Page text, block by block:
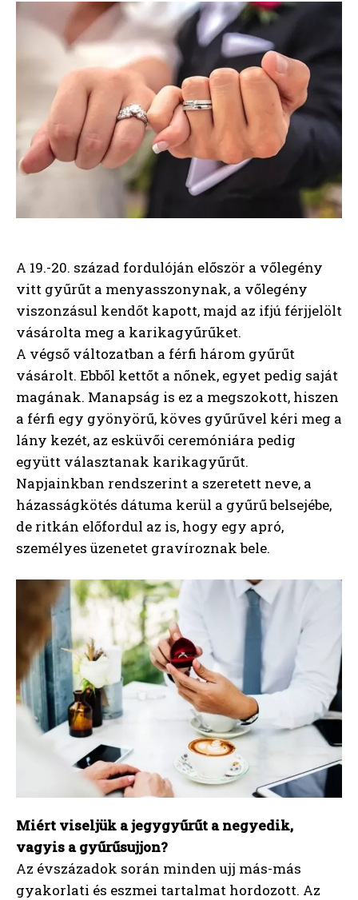
A 19.-20. század fordulóján először a vőlegény
vitt gyűrűt a menyasszonynak, a vőlegény
viszonzásul kendőt kapott, majd az ifjú férjjelölt
vásárolta meg a karikagyűrűket.
A végső változatban a férfi három gyűrűt
vásárolt. Ebből kettőt a nőnek, egyet pedig saját
magának. Manapság is ez a megszokott, hiszen
a férfi egy gyönyörű, köves gyűrűvel kéri meg a
lány kezét, az esküvői ceremóniára pedig
együtt választanak karikagyűrűt.
Napjainkban rendszerint a szeretett neve, a
házasságkötés dátuma kerül a gyűrű belsejébe,
de ritkán előfordul az is, hogy egy apró,
személyes üzenetet gravíroznak bele.
Miért viseljük a jegygyűrűt a negyedik,
vagyis a gyűrűsujjon?
Az évszázadok során minden ujj más-más
gyakorlati és eszmei tartalmat hordozott. Az